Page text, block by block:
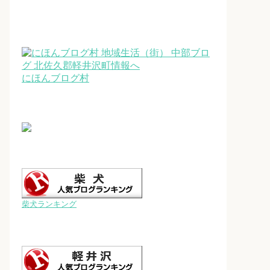
にほんブログ村
柴犬ランキング